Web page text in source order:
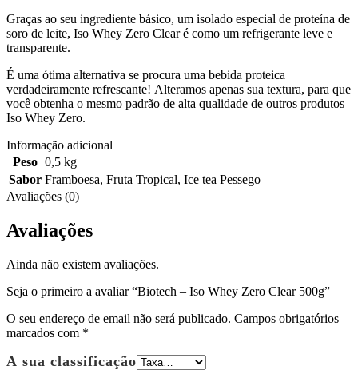
Graças ao seu ingrediente básico, um isolado especial de proteína de
soro de leite, Iso Whey Zero Clear é como um refrigerante leve e
transparente.
É uma ótima alternativa se procura uma bebida proteica
verdadeiramente refrescante! Alteramos apenas sua textura, para que
você obtenha o mesmo padrão de alta qualidade de outros produtos
Iso Whey Zero.
Informação adicional
Peso 0,5 kg
Sabor Framboesa, Fruta Tropical, Ice tea Pessego
Avaliações (0)
Avaliações
Ainda não existem avaliações.
Seja o primeiro a avaliar “Biotech – Iso Whey Zero Clear 500g”
O seu endereço de email não será publicado. Campos obrigatórios
marcados com *
A sua classificação